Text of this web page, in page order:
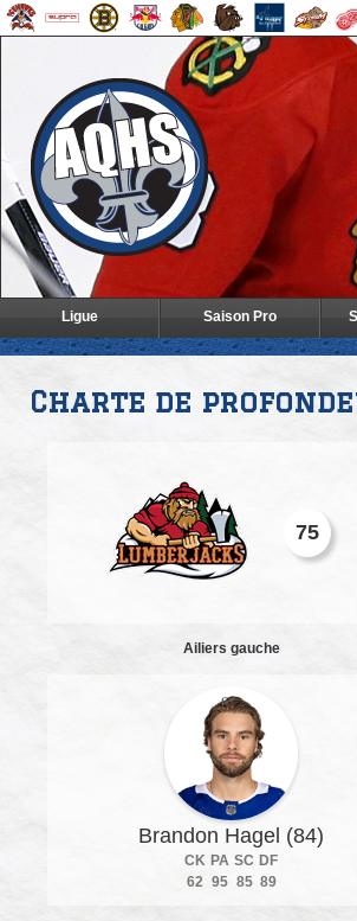
Ligue Saison Pro
Charte de
75
Ailiers gauche
Brandon Hagel (84)
CK PA SC DF
62 95 85 89